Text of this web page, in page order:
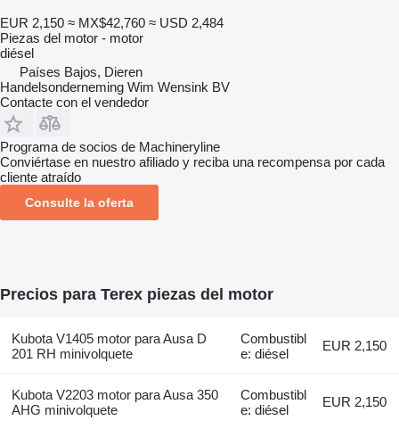
EUR 2,150 ≈ MX$42,760 ≈ USD 2,484
Piezas del motor - motor
diésel
Países Bajos, Dieren
Handelsonderneming Wim Wensink BV
Contacte con el vendedor
Programa de socios de Machineryline
Conviértase en nuestro afiliado y reciba una recompensa por cada
cliente atraído
Consulte la oferta
Precios para Terex piezas del motor
Kubota V1405 motor para Ausa D
201 RH minivolquete
Combustibl
e: diésel
EUR 2,150
Kubota V2203 motor para Ausa 350
AHG minivolquete
Combustibl
e: diésel
EUR 2,150